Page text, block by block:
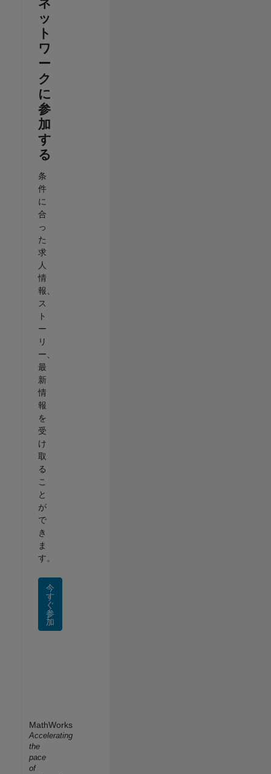
ッ
ト
ワ
ー
ク
に
参
加
す
る
条
件
に
合
っ
た
求
人
情
報、
ス
ト
ー
リ
ー、
最
新
情
報
を
受
け
取
る
こ
と
が
で
き
ま
す。
今
す
ぐ
参
加
MathWorks
Accelerating
the
pace
of